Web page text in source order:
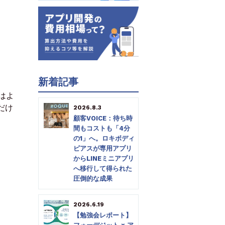
よ
け
新着記事
2026.8.3
顧客VOICE：待ち時
間もコストも「4分
の1」へ。ロキボディ
ピアスが専用アプリ
からLINEミニアプリ
へ移行して得られた
圧倒的な成果
2026.6.19
【勉強会レポート】